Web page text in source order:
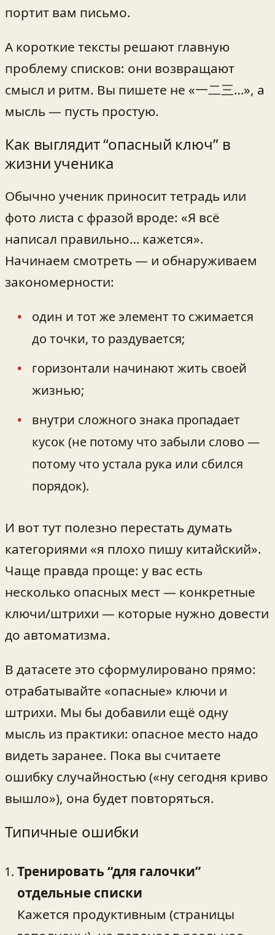
портит вам письмо.
А короткие тексты решают главную
проблему списков: они возвращают
смысл и ритм. Вы пишете не «一二三…», а
мысль — пусть простую.
Как выглядит “опасный ключ” в
жизни ученика
Обычно ученик приносит тетрадь или
фото листа с фразой вроде: «Я всё
написал правильно… кажется».
Начинаем смотреть — и обнаруживаем
закономерности:
один и тот же элемент то сжимается
до точки, то раздувается;
горизонтали начинают жить своей
жизнью;
внутри сложного знака пропадает
кусок (не потому что забыли слово —
потому что устала рука или сбился
порядок).
И вот тут полезно перестать думать
категориями «я плохо пишу китайский».
Чаще правда проще: у вас есть
несколько опасных мест — конкретные
ключи/штрихи — которые нужно довести
до автоматизма.
В датасете это сформулировано прямо:
отрабатывайте «опасные» ключи и
штрихи. Мы бы добавили ещё одну
мысль из практики: опасное место надо
видеть заранее. Пока вы считаете
ошибку случайностью («ну сегодня криво
вышло»), она будет повторяться.
Типичные ошибки
Тренировать “для галочки”
отдельные списки
Кажется продуктивным (страницы